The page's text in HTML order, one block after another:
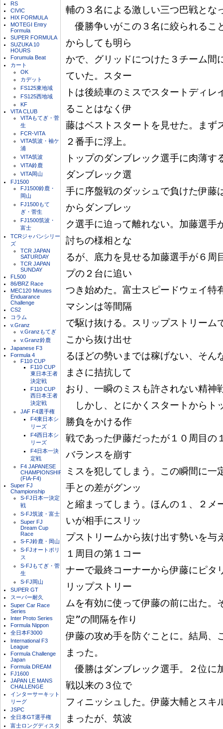
RS
CIVIC
HIX FORMULA
MOTEGI Entry
Formula
SUPER FORMULA
SUZUKA 10
HOURS
Forumula Beat
カート
OK
カデット
FS125東地域
FS125西地域
KF
VITA CLUB
VITAもてぎ・菅
生
FCR-VITA
VITA筑波・袖ケ
浦
VITA筑波
VITA鈴鹿
VITA岡山
FJ1500
FJ1500鈴鹿・
岡山
FJ1500もて
ぎ・菅生
FJ1500筑波・
富士
TCRジャパンシリー
ズ
TCR JAPAN
SATURDAY
TCR JAPAN
SUNDAY
FL500
86/BRZ Race
MEC120 Minutes
Enduarance
Challenge
CS2
コラム
v.Granz
v.Granzもてぎ
v.Granz鈴鹿
Japanese F3
Formula 4
F110 CUP
F110 CUP
東日本王者
決定戦
F110 CUP
西日本王者
決定戦
JAF F4選手権
F4東日本シ
リーズ
F4西日本シ
リーズ
F4日本一決
定戦
F4 JAPANESE
CHAMPIONSHIP
(FIA-F4)
Super FJ
Championship
S-FJ日本一決定
戦
S-FJ筑波・富士
Super FJ
Dream Cup
Race
S-FJ鈴鹿・岡山
S-FJオートポリ
ス
S-FJもてぎ・菅
生
S-FJ岡山
SUPER GT
スーパー耐久
Super Car Race
Series
Inter Proto Series
Formula Nippon
全日本F3000
International F3
League
Formula Challenge
Japan
Formula DREAM
FJ1600
JAPAN LE MANS
CHALLENGE
インターサーキット
リーグ
JSPC
全日本GT選手権
富士ロングディスタ
輔の３名による激しい三つ巴戦とな
優勝争いがこの３名に絞られるこ
からしても明ら
かで、グリッドにつけた３チーム間
ていた。スター
トは後続車のミスでスタートディ
ることはなく伊
藤はベストスタートを見せた。まず
２番手に浮上。
トップのダンブレック選手に肉薄
ダンブレック選
手に序盤戦のダッシュで負けた伊藤
からダンブレッ
ク選手に迫って離れない。加藤選手
討ちの様相とな
るが、底力を見せる加藤選手が６周
プの２台に追い
つき始めた。富士スピードウェイ特
マシンは等間隔
で駆け抜ける。スリップストリーム
こから抜け出せ
るほどの勢いまでは稼げない、そん
まさに拮抗して
おり、一瞬のミスも許されない精神
しかし、とにかくスタートからト
勝負をかける作
戦であった伊藤だったが１０周目の
バランスを崩す
ミスを犯してしまう。この瞬間に一
手との差がグンッ
と縮まってしまう。ほんの１、２メ
いが相手にスリッ
プストリームから抜け出す勢いを与
１周目の第１コー
ナーで最終コーナーから伊藤にピタ
リップストリー
ムを有効に使って伊藤の前に出た。
定”の間隔を作り
伊藤の攻め手を防ぐことに。結局、
まった。
優勝はダンブレック選手。２位に
戦以来の３位で
フィニッシュした。伊藤大輔とスキ
まったが、筑波